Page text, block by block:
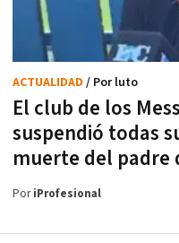
El club de los
suspendió todas
muerte del padre
ACTUALIDAD / Por luto
PoriProfesional